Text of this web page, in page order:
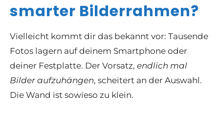
smarter Bilderrahmen?
Vielleicht kommt dir das bekannt vor: Tausende
Fotos lagern auf deinem Smartphone oder
deiner Festplatte. Der Vorsatz, endlich mal
Bilder aufzuhängen, scheitert an der Auswahl.
Die Wand ist sowieso zu klein.